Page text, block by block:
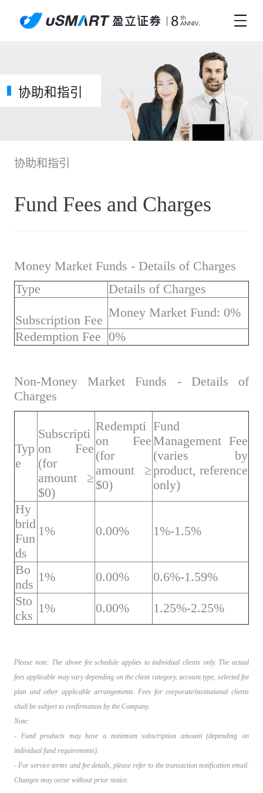
协助和指引
协助和指引
Fund Fees and Charges
Money Market Funds - Details of Charges
Type
Details of Charges
Subscription Fee
Money Market Fund: 0%
Redemption Fee
0%
Non-Money Market Funds - Details of
Charges
Typ
e
Subscripti
on Fee
(for
amount ≥
$0)
Redempti
on Fee
(for
amount ≥
$0)
Fund
Management Fee
(varies by
product, reference
only)
Hy
brid
Fun
ds
1% 0.00% 1%-1.5%
Bo
nds
1% 0.00%
0.6%-1.59%
Sto
cks
1% 0.00% 1.25%-2.25%
Please note: The above fee schedule applies to individual clients only. The actual
fees applicable may vary depending on the client category, account type, selected fee
plan and other applicable arrangements. Fees for corporate/institutional clients
shall be subject to confirmation by the Company.
Note:
- Fund products may have a minimum subscription amount (depending on
individual fund requirements).
- For service terms and fee details, please refer to the transaction notification email.
Changes may occur without prior notice.